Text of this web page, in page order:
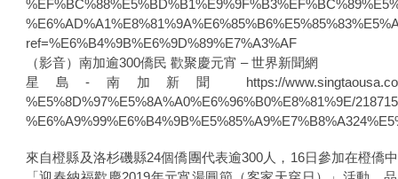
ref=%E6%B4%9B%E6%9D%89%E7%A3%AF
（影音）南加逾300僑民 歡聚慶元宵 – 世界新聞網
星島-南加新聞 https://www.singtaousa.com/
%E5%8D%97%E5%8A%A0%E6%96%B0%E8%81%9E/
來自橙縣及洛杉磯縣24個僑團代表逾300人，16日參加在橙僑